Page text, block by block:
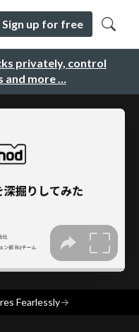
privately, control
and more …
Sign up for free
Fearlessly→